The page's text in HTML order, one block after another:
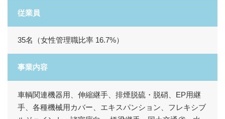
従業員
35名（女性管理職比率 16.7%）
事業内容
車輌関連機器用、伸縮継手、排煙脱硫・脱硝、EP用継
手、各種機械用カバー、エキスパンション、フレキシブ